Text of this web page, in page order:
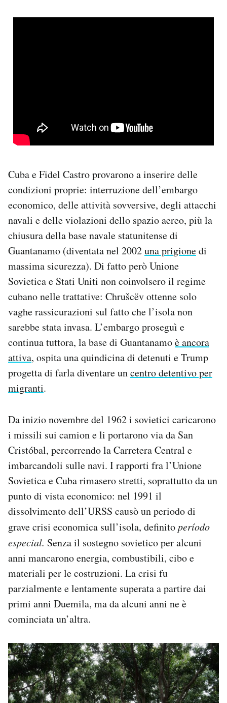
Cuba e Fidel Castro provarono a inserire delle
condizioni proprie: interruzione dell’embargo
economico, delle attività sovversive, degli attacchi
navali e delle violazioni dello spazio aereo, più la
chiusura della base navale statunitense di
Guantanamo (diventata nel 2002una prigionedi
massima sicurezza). Di fatto però Unione
Sovietica e Stati Uniti non coinvolsero il regime
cubano nelle trattative: Chrušcëv ottenne solo
vaghe rassicurazioni sul fatto che l’isola non
sarebbe stata invasa. L’embargo proseguì e
continua tuttora, la base di Guantanamoè ancora
attiva, ospita una quindicina di detenuti e Trump
progetta di farla diventare uncentro detentivo per
migranti.
Da inizio novembre del 1962 i sovietici caricarono
i missili sui camion e li portarono via da San
Cristóbal, percorrendo la Carretera Central e
imbarcandoli sulle navi. I rapporti fra l’Unione
Sovietica e Cuba rimasero stretti, soprattutto da un
punto di vista economico: nel 1991 il
dissolvimento dell’URSS causò un periodo di
grave crisi economica sull’isola, definitoperíodo
especial. Senza il sostegno sovietico per alcuni
anni mancarono energia, combustibili, cibo e
materiali per le costruzioni. La crisi fu
parzialmente e lentamente superata a partire dai
primi anni Duemila, ma da alcuni anni ne è
cominciata un’altra.